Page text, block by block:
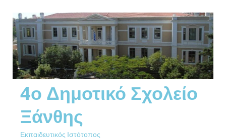
4ο Δημοτικό Σχολείο
Ξάνθης
Εκπαιδευτικός Ιστότοπος